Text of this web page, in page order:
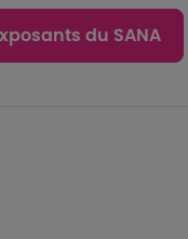
du SANA